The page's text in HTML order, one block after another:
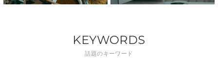
KEYWORDS
話題のキーワード